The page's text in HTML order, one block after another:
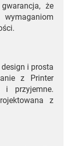
że
i prosta
z Printer
i przyjemne.
z